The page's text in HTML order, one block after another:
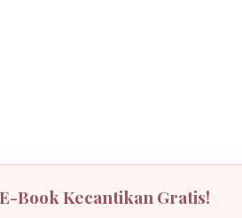
E-Book Kecantikan Gratis!